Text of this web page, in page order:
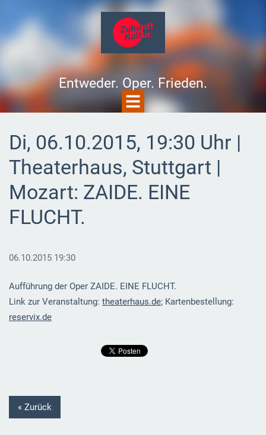
Entweder. Oper. Frieden.
Di, 06.10.2015, 19:30 Uhr |
Theaterhaus, Stuttgart |
Mozart: ZAIDE. EINE
FLUCHT.
06.10.2015 19:30
Aufführung der Oper ZAIDE. EINE FLUCHT.
Link zur Veranstaltung: theaterhaus.de; Kartenbestellung:
reservix.de
« Zurück